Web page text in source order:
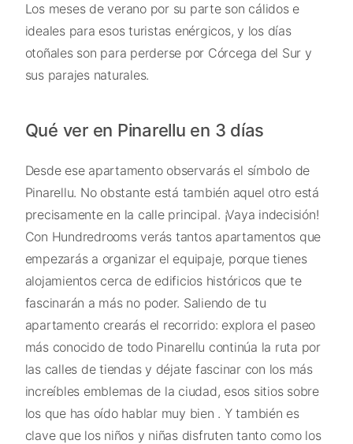
Los meses de verano por su parte son cálidos e
ideales para esos turistas enérgicos, y los días
otoñales son para perderse por Córcega del Sur y
sus parajes naturales.
Qué ver en Pinarellu en 3 días
Desde ese apartamento observarás el símbolo de
Pinarellu. No obstante está también aquel otro está
precisamente en la calle principal. ¡Vaya indecisión!
Con Hundredrooms verás tantos apartamentos que
empezarás a organizar el equipaje, porque tienes
alojamientos cerca de edificios históricos que te
fascinarán a más no poder. Saliendo de tu
apartamento crearás el recorrido: explora el paseo
más conocido de todo Pinarellu continúa la ruta por
las calles de tiendas y déjate fascinar con los más
increíbles emblemas de la ciudad, esos sitios sobre
los que has oído hablar muy bien . Y también es
clave que los niños y niñas disfruten tanto como los